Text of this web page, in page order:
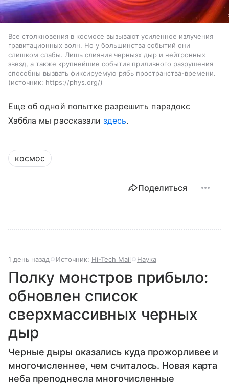
Все столкновения в космосе вызывают усиленное излучения
гравитационных волн. Но у большинства событий они
слишком слабы. Лишь слияния чернызх дыр и нейтронных
звезд, а также крупнейшие события приливного разрушения
способны вызвать фиксируемую рябь пространства-времени.
источник: https://phys.org/
Еще об одной попытке разрешить парадокс
Хаббла мы рассказализдесь.
космос
Поделиться
1 день назад Источник: Hi-Tech Mail Наука
Полку монстров прибыло:
обновлен список
сверхмассивных черных
дыр
Черные дыры оказались куда прожорливее и
многочисленнее, чем считалось. Новая карта
неба преподнесла многочисленные